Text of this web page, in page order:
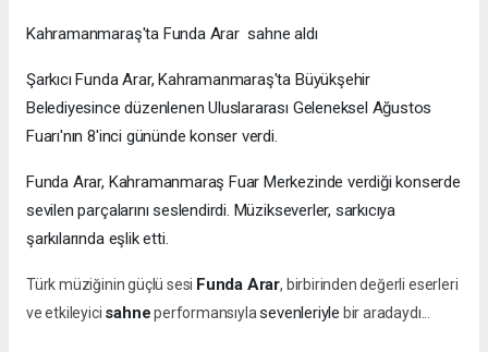
Kahramanmaraş'ta Funda Arar sahne aldı
Şarkıcı Funda Arar, Kahramanmaraş'ta Büyükşehir
Belediyesince düzenlenen Uluslararası Geleneksel Ağustos
Fuarı'nın 8'inci gününde konser verdi.
Funda Arar, Kahramanmaraş Fuar Merkezinde verdiği konserde
sevilen parçalarını seslendirdi. Müzikseverler, sarkıcıya
şarkılarında eşlik etti.
Türk müziğinin güçlü sesi Funda Arar, birbirinden değerli eserleri
ve etkileyici sahneperformansıylasevenleriyle bir aradaydı...